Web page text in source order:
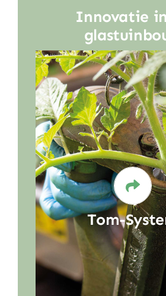
Innovatie
Tom-
Als alternatief voor
tomatenclips, is de
de markt gekomen. De
is een bindsysteem
gewas door middel
ringen aan het
bevestigd. Dit gebeurt
speciaal ontwikkelde
een stalen kram om het
de stengel wordt
de stengel te beknellen.
ringetjes van metaal
deze eenvoudig door
uit het afval